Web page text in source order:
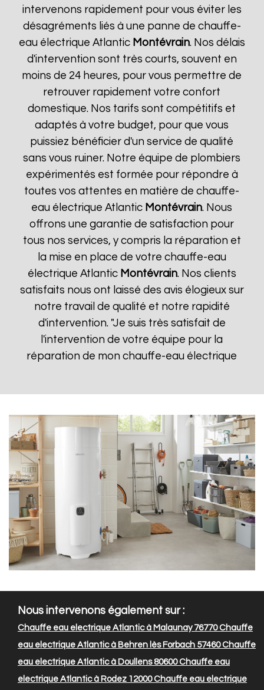
intervenons rapidement pour vous éviter les
désagréments liés à une panne de chauffe-
eau électrique Atlantic Montévrain. Nos délais
d'intervention sont très courts, souvent en
moins de 24 heures, pour vous permettre de
retrouver rapidement votre confort
domestique. Nos tarifs sont compétitifs et
adaptés à votre budget, pour que vous
puissiez bénéficier d'un service de qualité
sans vous ruiner. Notre équipe de plombiers
expérimentés est formée pour répondre à
toutes vos attentes en matière de chauffe-
eau électrique Atlantic Montévrain. Nous
offrons une garantie de satisfaction pour
tous nos services, y compris la réparation et
la mise en place de votre chauffe-eau
électrique Atlantic Montévrain. Nos clients
satisfaits nous ont laissé des avis élogieux sur
notre travail de qualité et notre rapidité
d'intervention. "Je suis très satisfait de
l'intervention de votre équipe pour la
réparation de mon chauffe-eau électrique
Nous intervenons également sur :
Chauffe eau electrique Atlantic à Malaunay 76770Chauffe
eau electrique Atlantic à Behren lès Forbach 57460Chauffe
eau electrique Atlantic à Doullens 80600Chauffe eau
electrique Atlantic à Rodez 12000Chauffe eau electrique